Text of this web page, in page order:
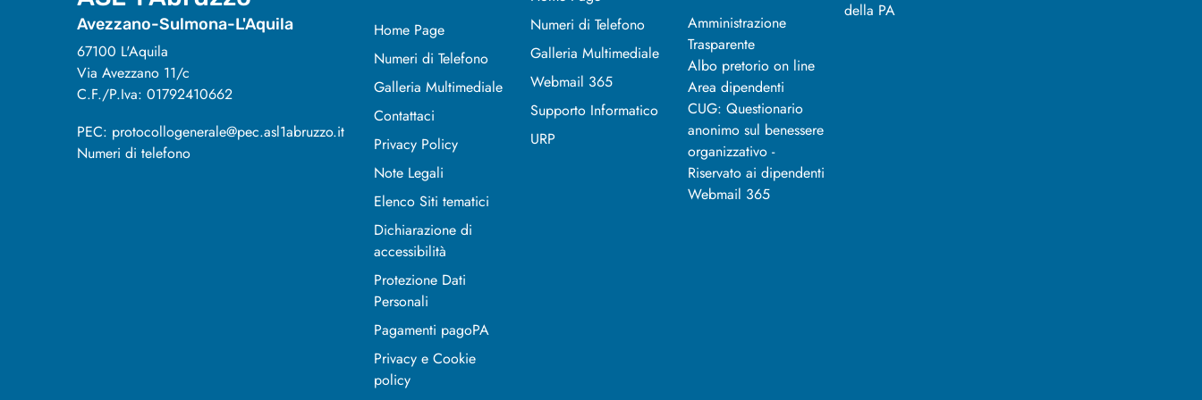
Avezzano-Sulmona-L'Aquila
67100 L'Aquila
Via Avezzano 11/c
C.F./P.Iva: 01792410662
PEC: protocollogenerale@pec.asl1abruzzo.it
Numeri di telefono
Home Page
Numeri di Telefono
Galleria Multimediale
Contattaci
Privacy Policy
Note Legali
Elenco Siti tematici
Dichiarazione di
accessibilità
Protezione Dati
Personali
Pagamenti pagoPA
Privacy e Cookie
policy
Numeri di Telefono
Galleria Multimediale
Webmail 365
Supporto Informatico
URP
Amministrazione
Trasparente
Albo pretorio on line
Area dipendenti
CUG: Questionario
anonimo sul benessere
organizzativo -
Riservato ai dipendenti
Webmail 365